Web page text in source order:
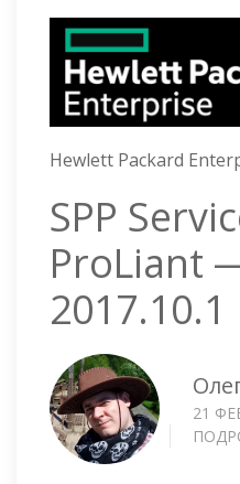
Hewlett Packard
SPP
ProLiant
2017.10.1
21